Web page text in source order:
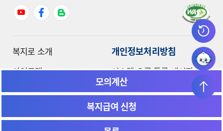
모의계산
복지급여 신청
복지로 소개 개인정보처리방침
사이트맵
시스템 오류 등록 게시판
본인전송요구 이력
Copyright ⓒ by MOHW & SSiS. All rights reserved